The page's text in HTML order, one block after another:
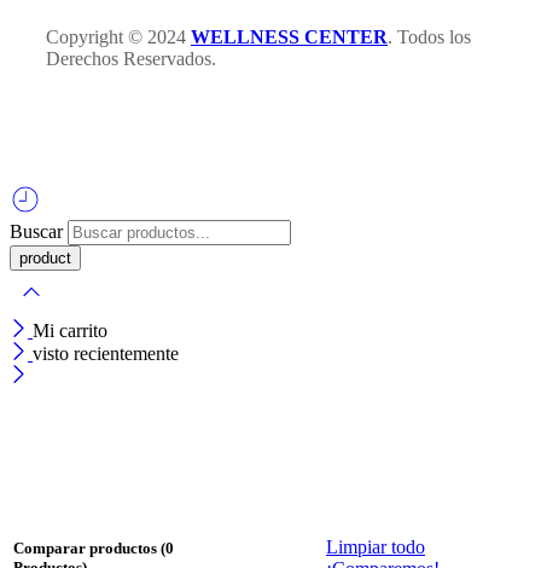
Copyright © 2024 WELLNESS CENTER. Todos los
Derechos Reservados.
Buscar
Mi carrito
visto recientemente
Comparar productos (0
Limpiar todo